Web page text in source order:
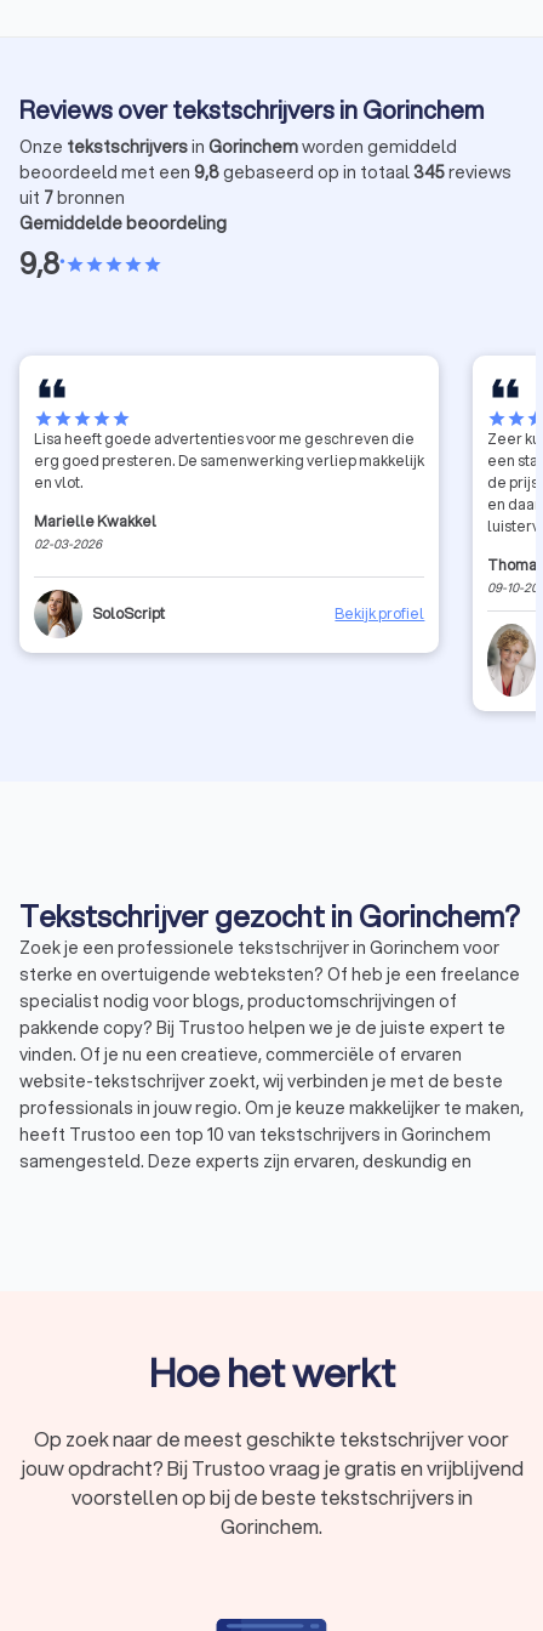
waar AI nog altijd tekortschiet.
Reviews over tekstschrijvers in Gorinchem
Onze tekstschrijversin Gorinchemworden gemiddeld
beoordeeld met een 9,8gebaseerd op in totaal345reviews
uit 7bronnen
Gemiddelde beoordeling
9,8•starstarstarstarstar
starstarstarstarstar
Lisa heeft goede advertenties voor me geschreven die
erg goed presteren. De samenwerking verliep makkelijk
en vlot.
Marielle Kwakkel
02-03-2026
SoloScript Bekijk profiel
starstar
Zeer
een
de prijs
en
09-10-
Tekstschrijver gezocht in Gorinchem?
Zoek je een professionele tekstschrijver in Gorinchem voor
sterke en overtuigende webteksten? Of heb je een freelance
specialist nodig voor blogs, productomschrijvingen of
pakkende copy? Bij Trustoo helpen we je de juiste expert te
vinden. Of je nu een creatieve, commerciële of ervaren
website-tekstschrijver zoekt, wij verbinden je met de beste
professionals in jouw regio. Om je keuze makkelijker te maken,
heeft Trustoo een top 10 van tekstschrijvers in Gorinchem
samengesteld. Deze experts zijn ervaren, deskundig en
Een tekstschrijver helpt bedrijven en ondernemers met het
creëren van pakkende en effectieve webteksten. Deze
stimuleren ook conversies en klantbetrokkenheid. Heb je een
frisse, overtuigende tekst nodig of wil je bestaande content
verbeteren, een freelance schrijver of tekstschrijfbureau in
Gorinchem biedt de juiste ondersteuning.
Bestaande teksten redigeren:met een scherpe blik
Hoe het werkt
Op zoek naar de meest geschikte tekstschrijver voor
jouw opdracht? Bij Trustoo vraag je gratis en vrijblijvend
voorstellen op bij de beste tekstschrijvers in
Gorinchem.